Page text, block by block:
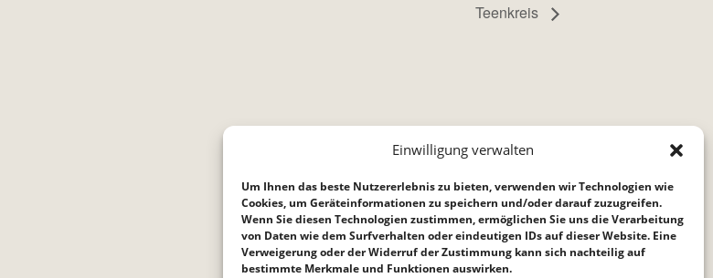
Einwilligung verwalten
Um Ihnen das beste Nutzererlebnis zu bieten, verwenden wir Technologien wie
Cookies, um Geräteinformationen zu speichern und/oder darauf zuzugreifen.
Wenn Sie diesen Technologien zustimmen, ermöglichen Sie uns die Verarbeitung
von Daten wie dem Surfverhalten oder eindeutigen IDs auf dieser Website. Eine
Verweigerung oder der Widerruf der Zustimmung kann sich nachteilig auf
bestimmte Merkmale und Funktionen auswirken.
Teenkreis